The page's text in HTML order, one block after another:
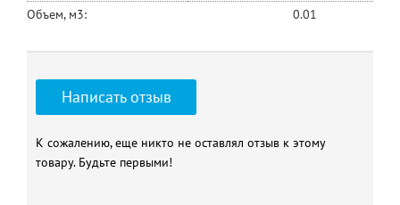
Объем, м3:
0.01
Написать отзыв
К сожалению, еще никто не оставлял отзыв к этому
товару. Будьте первыми!